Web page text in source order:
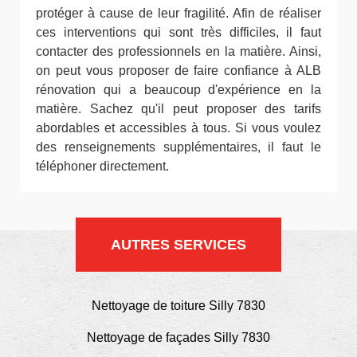
protéger à cause de leur fragilité. Afin de réaliser
ces interventions qui sont très difficiles, il faut
contacter des professionnels en la matière. Ainsi,
on peut vous proposer de faire confiance à ALB
rénovation qui a beaucoup d'expérience en la
matière. Sachez qu'il peut proposer des tarifs
abordables et accessibles à tous. Si vous voulez
des renseignements supplémentaires, il faut le
téléphoner directement.
AUTRES SERVICES
Nettoyage de toiture Silly 7830
Nettoyage de façades Silly 7830